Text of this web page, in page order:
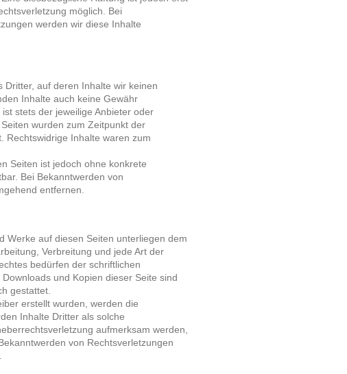
möglich. Bei
werden wir diese Inhalte
Dritter, auf deren Inhalte wir keinen
Inhalte auch keine Gewähr
stets der jeweilige Anbieter oder
wurden zum Zeitpunkt der
Rechtswidrige Inhalte waren zum
Seiten ist jedoch ohne konkrete
Bei Bekanntwerden von
entfernen.
Werke auf diesen Seiten unterliegen dem
Verbreitung und jede Art der
bedürfen der schriftlichen
und Kopien dieser Seite sind
gestattet.
erstellt wurden, werden die
Inhalte Dritter als solche
aufmerksam werden,
von Rechtsverletzungen